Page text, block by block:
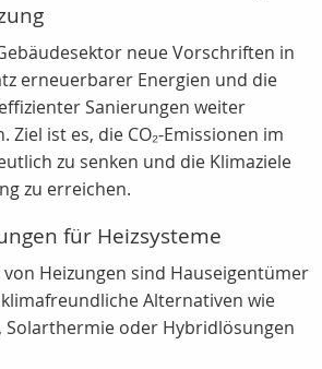
neue Vorschriften in
erneuerbarer Energien und die
Sanierungen weiter
ist es, die CO₂-Emissionen im
zu senken und die Klimaziele
zu erreichen.
für Heizsysteme
Heizungen sind Hauseigentümer
Alternativen wie
Solarthermie oder Hybridlösungen